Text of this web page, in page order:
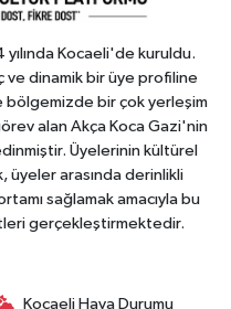
Kocaeli'de kuruldu.
ve dinamik bir üye profiline
bölgemizde bir çok yerleşim
alan Akça Koca Gazi'nin
Üyelerinin kültürel
üyeler arasında derinlikli
sağlamak amacıyla bu
gerçekleştirmektedir.
Kocaeli Hava Durumu